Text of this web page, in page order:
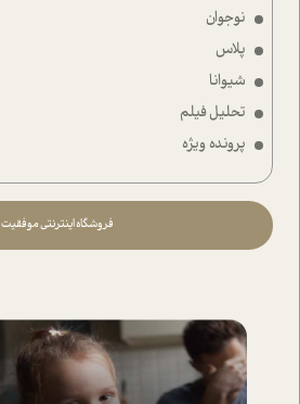
نوجوان
پلاس
شیوانا
تحلیل فیلم
پرونده ویژه
فروشگاه اینترنتی موفقیت